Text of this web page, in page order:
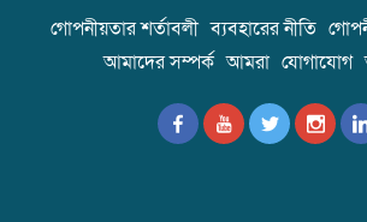
গোপনীয়তার শর্তাবলী ব্যবহারের নীতি
আমাদের সম্পর্ক আমরা যোগাযোগ